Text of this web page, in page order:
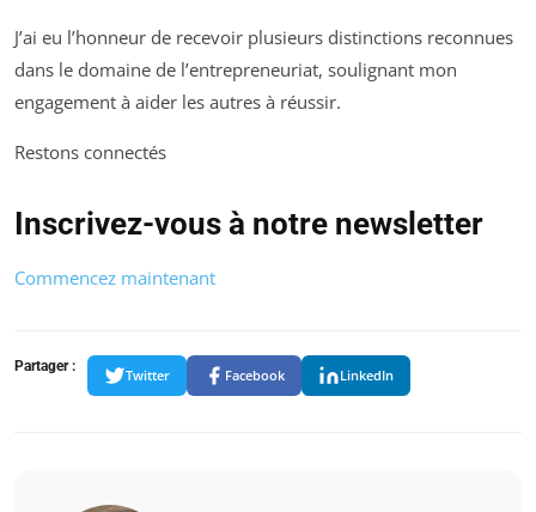
J’ai eu l’honneur de recevoir plusieurs distinctions reconnues
dans le domaine de l’entrepreneuriat, soulignant mon
engagement à aider les autres à réussir.
Restons connectés
Inscrivez-vous à notre newsletter
Commencez maintenant
Partager :
Twitter Facebook LinkedIn